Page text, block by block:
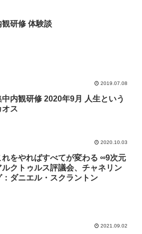
観研修 体験談
2019.07.08
中内観研修 2020年9月 人生という
オス
2020.10.03
れをやればすべてが変わる ∞9次元
ルクトゥルス評議会、チャネリン
：ダニエル・スクラントン
2021.09.02